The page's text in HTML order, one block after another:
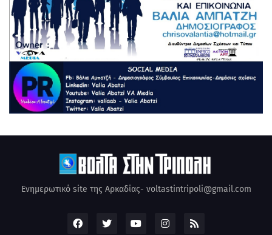
Ενημερωτικό site της Αρκαδίας- voltastintripoli@gmail.com